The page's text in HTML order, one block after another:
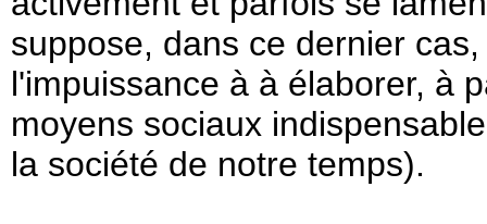
suppose, dans ce dernier
l'impuissance à à élaborer, à
moyens sociaux
la société de notre temps).